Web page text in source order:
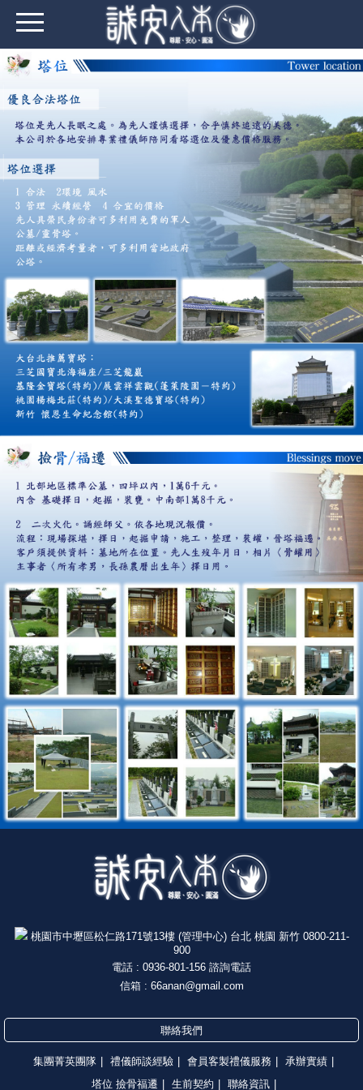
桃園市中壢區松仁路171號13樓 (管理中心) 台北 桃園 新竹 0800-211-
900
電話 : 0936-801-156 諮詢電話
信箱 : 66anan@gmail.com
聯絡我們
集團菁英團隊 | 禮儀師談經驗 | 會員客製禮儀服務 | 承辦實績 |
塔位 撿骨福遷 | 生前契約 | 聯絡資訊 |
誠安禮儀公司,桃園禮儀公司,桃園葬儀社,桃園葬儀社推薦,台北